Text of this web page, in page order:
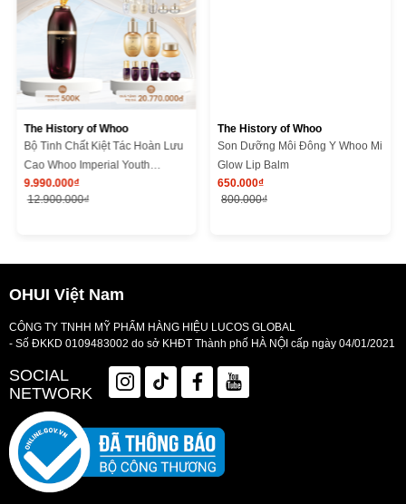
The History of Whoo
Bộ Tinh Chất Kiệt Tác Hoàn Lưu
Cao Whoo Imperial Youth
Recovery Serum Special Set
9.990.000₫
12.900.000₫
The History of Whoo
Son Dưỡng Môi Đông Y Whoo Mi
Glow Lip Balm
650.000₫
800.000₫
OHUI Việt Nam
CÔNG TY TNHH MỸ PHẨM HÀNG HIỆU LUCOS GLOBAL
- Số ĐKKD 0109483002 do sở KHĐT Thành phố HÀ NỘI cấp ngày 04/01/2021
SOCIAL
NETWORK